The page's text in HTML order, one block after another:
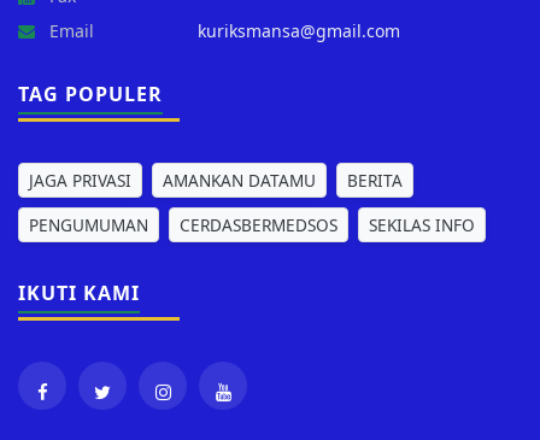
Email
kuriksmansa@gmail.com
TAG POPULER
JAGA PRIVASI AMANKAN DATAMU
BERITA
PENGUMUMAN
CERDASBERMEDSOS SEKILAS INFO
IKUTI KAMI